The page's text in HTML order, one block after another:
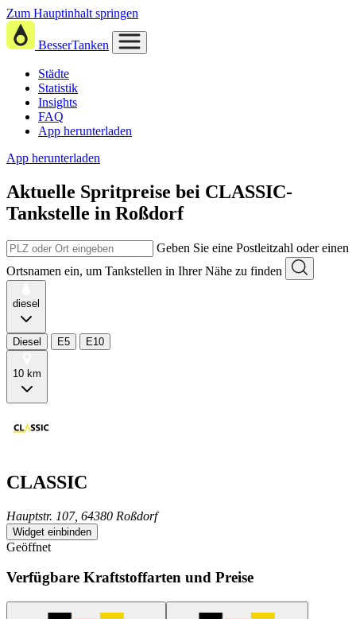
Zum Hauptinhalt springen
BesserTanken
Städte
Statistik
Insights
FAQ
App herunterladen
App herunterladen
Aktuelle Spritpreise bei CLASSIC-
Tankstelle in Roßdorf
Geben Sie eine Postleitzahl oder einen
Ortsnamen ein, um Tankstellen in Ihrer Nähe zu finden
diesel
Diesel E5 E10
10 km
CLASSIC
Hauptstr. 107, 64380 Roßdorf
Widget einbinden
Geöffnet
Verfügbare Kraftstoffarten und Preise